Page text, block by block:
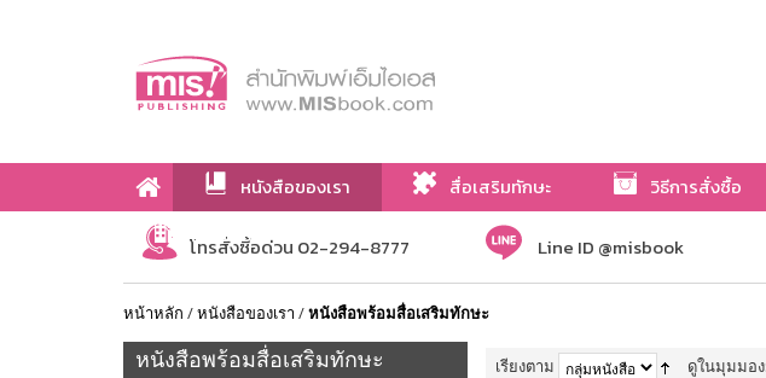
หนังสือของเรา สื่อเสริมทักษะ วิธีการสั่งซื้อ
เกี่ยวกับเรา
โทรสั่งซื้อด่วน 02-294-8777 Line ID @misbook
หน้าหลัก /หนังสือของเรา /หนังสือพร้อมสื่อเสริมทักษะ
หนังสือพร้อมสื่อเสริมทักษะ เรียงตาม ดูในมุมมอง: